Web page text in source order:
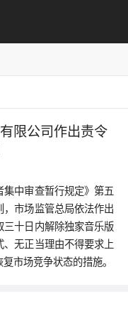
限公司作出责令
中审查暂行规定》第五
市场监管总局依法作出
十日内解除独家音乐版
无正当理由不得要求上
市场竞争状态的措施。